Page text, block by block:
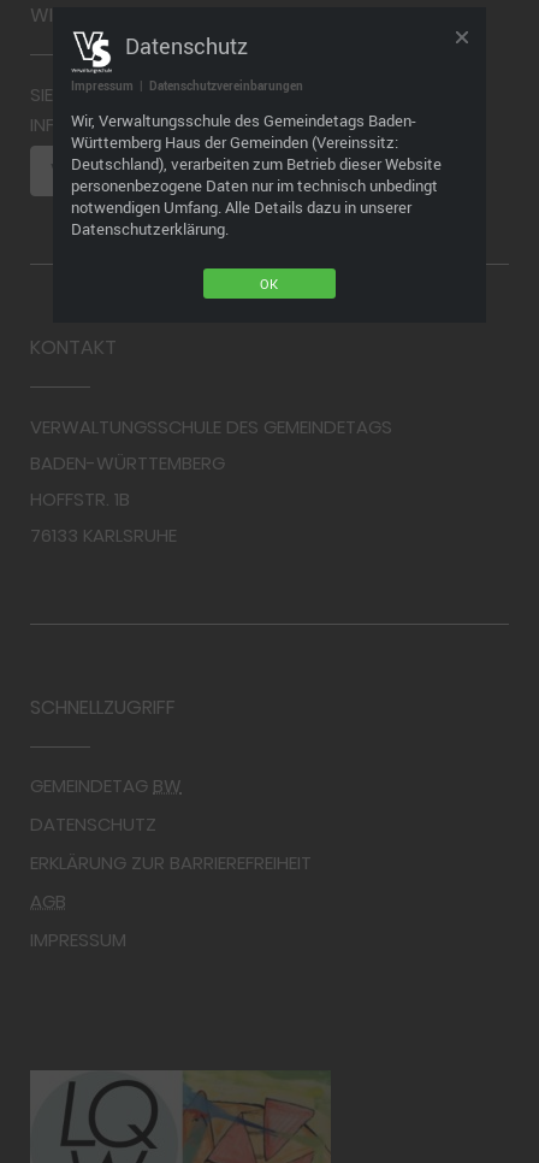
WIDERRUF
SIE MÖCHTEN EINEN WIDERRUF ABGEBEN? WEITERE
INFORMATIONEN FINDEN SIE HIER
VERTRAG WIDERRUFEN
KONTAKT
VERWALTUNGSSCHULE DES GEMEINDETAGS
BADEN-WÜRTTEMBERG
HOFFSTR. 1B
76133 KARLSRUHE
SCHNELLZUGRIFF
GEMEINDETAG BW
DATENSCHUTZ
ERKLÄRUNG ZUR BARRIEREFREIHEIT
AGB
IMPRESSUM
Datenschutz
Impressum | Datenschutzvereinbarungen
Wir, Verwaltungsschule des Gemeindetags Baden-
Württemberg Haus der Gemeinden (Vereinssitz:
Deutschland), verarbeiten zum Betrieb dieser Website
personenbezogene Daten nur im technisch unbedingt
notwendigen Umfang. Alle Details dazu in unserer
Datenschutzerklärung.
OK